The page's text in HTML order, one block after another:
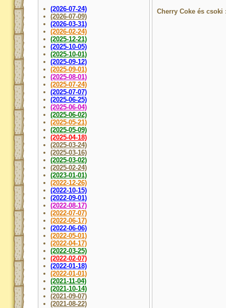
(2026-07-24)
(2026-07-09)
(2026-03-31)
(2026-02-24)
(2025-12-21)
(2025-10-05)
(2025-10-01)
(2025-09-12)
(2025-09-01)
(2025-08-01)
(2025-07-24)
(2025-07-07)
(2025-06-25)
(2025-06-04)
(2025-06-02)
(2025-05-21)
(2025-05-09)
(2025-04-18)
(2025-03-24)
(2025-03-16)
(2025-03-02)
(2025-02-24)
(2023-01-01)
(2022-12-26)
(2022-10-15)
(2022-09-01)
(2022-08-17)
(2022-07-07)
(2022-06-17)
(2022-06-06)
(2022-05-01)
(2022-04-17)
(2022-03-25)
(2022-02-07)
(2022-01-18)
(2022-01-01)
(2021-11-04)
(2021-10-14)
(2021-09-07)
(2021-08-22)
Cherry Coke és csoki